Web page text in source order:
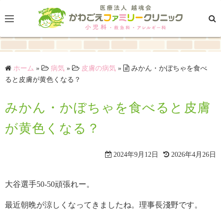
ン
へ
ス
ッ
ホーム » 病気 » 皮膚の病気 »
みかん・かぼちゃを食べ
ると皮膚が黄色くなる？
みかん・かぼちゃを食べると皮膚
が黄色くなる？
2024年9月12日 2026年4月26日
大谷選手50-50頑張れー。
最近朝晩が涼しくなってきましたね。理事長淺野です。